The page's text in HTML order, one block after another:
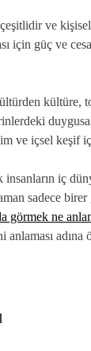
ve
için güç ve
kültüre,
ve içsel keşif
iç
sadece
görmek ne
adına